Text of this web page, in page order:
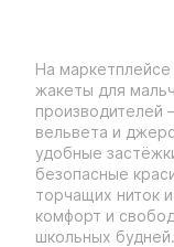
На
жакеты для
производителей
вельвета и
удобные
безопасные
торчащих ниток
комфорт и
школьных будней.